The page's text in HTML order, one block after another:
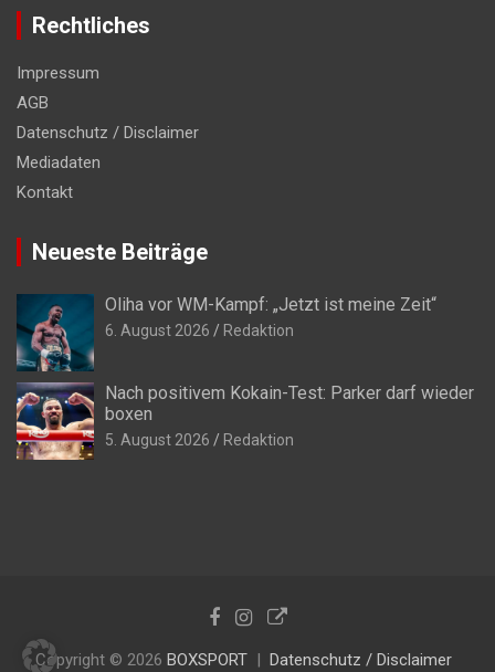
Rechtliches
Impressum
AGB
Datenschutz / Disclaimer
Mediadaten
Kontakt
Neueste Beiträge
Oliha vor WM-Kampf: „Jetzt ist meine Zeit“
6. August 2026 Redaktion
Nach positivem Kokain-Test: Parker darf wieder
boxen
5. August 2026 Redaktion
Copyright © 2026 BOXSPORT Datenschutz / Disclaimer